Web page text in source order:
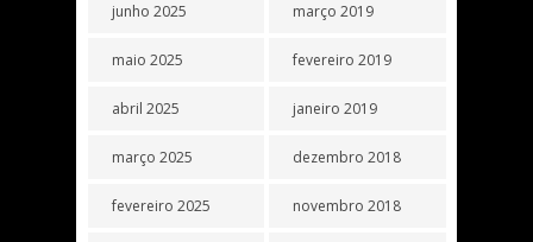
junho 2025
maio 2025
abril 2025
março 2025
fevereiro 2025
março 2019
fevereiro 2019
janeiro 2019
dezembro 2018
novembro 2018